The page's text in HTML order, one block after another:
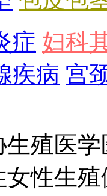
症 妇科
疾病 宫
生殖医
女性生